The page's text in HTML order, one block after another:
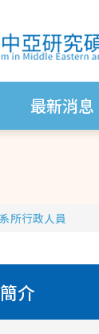
最新消息
系所行政人員
介